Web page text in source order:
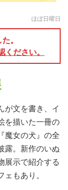
ほぼ日曜日
。
ださい。
が文を書き、イ
を描いた一冊の
魔女の犬』の全
露。新作のいぬ
展示で紹介する
もあり。